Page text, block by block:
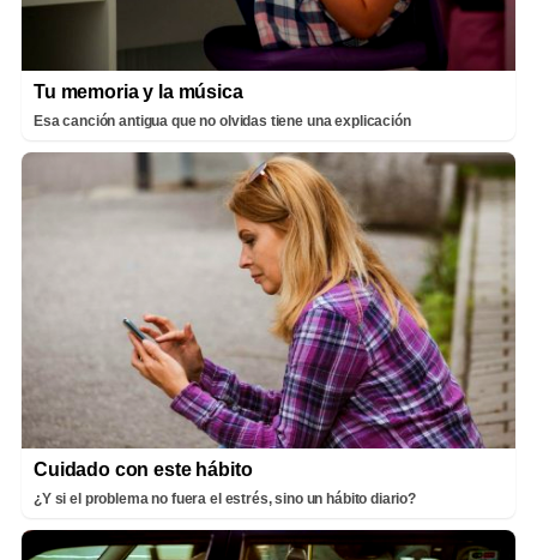
Tu memoria y la música
Esa canción antigua que no olvidas tiene una explicación
Cuidado con este hábito
¿Y si el problema no fuera el estrés, sino un hábito diario?